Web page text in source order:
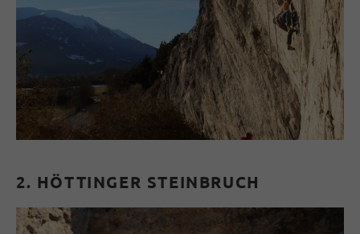
2. HÖTTINGER STEINBRUCH